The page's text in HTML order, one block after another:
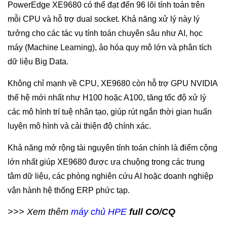
PowerEdge XE9680 có thể đạt đến 96 lõi tính toán trên
mỗi CPU và hỗ trợ dual socket. Khả năng xử lý này lý
tưởng cho các tác vụ tính toán chuyên sâu như AI, học
máy (Machine Learning), ảo hóa quy mô lớn và phân tích
dữ liệu Big Data.
Không chỉ mạnh về CPU, XE9680 còn hỗ trợ GPU NVIDIA
thế hệ mới nhất như H100 hoặc A100, tăng tốc độ xử lý
các mô hình trí tuệ nhân tạo, giúp rút ngắn thời gian huấn
luyện mô hình và cải thiện độ chính xác.
Khả năng mở rộng tài nguyên tính toán chính là điểm cộng
lớn nhất giúp XE9680 được ưa chuộng trong các trung
tâm dữ liệu, các phòng nghiên cứu AI hoặc doanh nghiệp
vận hành hệ thống ERP phức tạp.
>>> Xem thêm máy chủ HPE full CO/CQ